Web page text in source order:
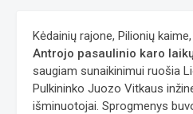
Kėdainių rajone, Pilionių kaime,
Antrojo pasaulinio karo
saugiam sunaikinimui ruošia
Pulkininko Juozo Vitkaus
išminuotojai. Sprogmenys